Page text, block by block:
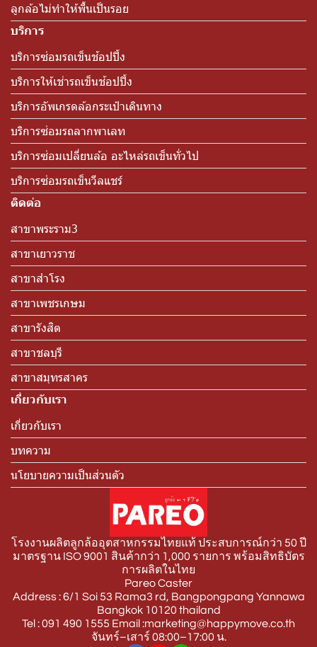
ลูกล้อไม่ทำให้พื้นเป็นรอย
บริการ
บริการซ่อมรถเข็นช้อปปิ้ง
บริการให้เช่ารถเข็นช้อปปิ้ง
บริการอัพเกรดล้อกระเป๋าเดินทาง
บริการซ่อมรถลากพาเลท
บริการซ่อมเปลี่ยนล้อ อะไหล่รถเข็นทั่วไป
บริการซ่อมรถเข็นวีลแชร์
ติดต่อ
สาขาพระราม3
สาขาเยาวราช
สาขาสำโรง
สาขาเพชรเกษม
สาขารังสิต
สาขาชลบุรี
สาขาสมุทรสาคร
เกี่ยวกับเรา
เกี่ยวกับเรา
บทความ
นโยบายความเป็นส่วนตัว
โรงงานผลิตลูกล้ออุตสาหกรรมไทยแท้ ประสบการณ์กว่า 50 ปี
มาตรฐาน ISO 9001 สินค้ากว่า 1,000 รายการ พร้อมสิทธิบัตร
การผลิตในไทย
Pareo Caster
Address : 6/1 Soi 53 Rama3 rd, Bangpongpang Yannawa
Bangkok 10120 thailand
Tel : 091 490 1555 Email :marketing@happymove.co.th
จันทร์–เสาร์ 08:00–17:00 น.